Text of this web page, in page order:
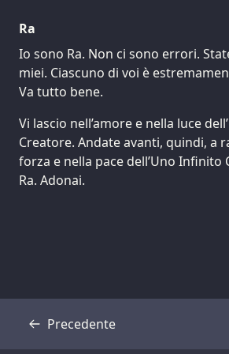
Ra
Io sono Ra. Non ci sono errori.
miei. Ciascuno di voi è
Va tutto bene.
Vi lascio nell’amore e nella luce
Creatore. Andate avanti, quindi, a
forza e nella pace dell’Uno Infinito
Ra. Adonai.
Precedente
Trascrizione